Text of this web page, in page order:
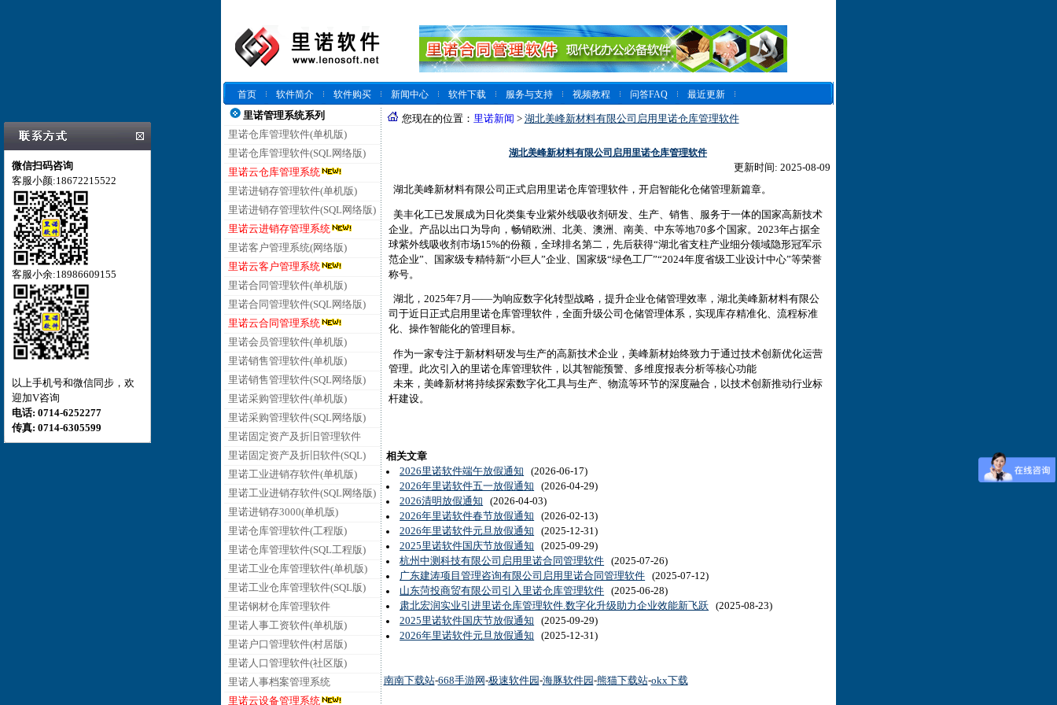
首页 软件简介 软件购买 新闻中心 软件下载 服务与支持 视频教程 问答FAQ
最近更新
里诺管理系统系列
里诺仓库管理软件(单机版)
里诺仓库管理软件(SQL网络版)
里诺云仓库管理系统
里诺进销存管理软件(单机版)
里诺进销存管理软件(SQL网络版)
里诺云进销存管理系统
里诺客户管理系统(网络版)
里诺云客户管理系统
里诺合同管理软件(单机版)
里诺合同管理软件(SQL网络版)
里诺云合同管理系统
里诺会员管理软件(单机版)
里诺销售管理软件(单机版)
里诺销售管理软件(SQL网络版)
里诺采购管理软件(单机版)
里诺采购管理软件(SQL网络版)
里诺固定资产及折旧管理软件
里诺固定资产及折旧软件(SQL)
里诺工业进销存软件(单机版)
里诺工业进销存软件(SQL网络版)
里诺进销存3000(单机版)
里诺仓库管理软件(工程版)
里诺仓库管理软件(SQL工程版)
里诺工业仓库管理软件(单机版)
里诺工业仓库管理软件(SQL版)
里诺钢材仓库管理软件
里诺人事工资软件(单机版)
里诺户口管理软件(村居版)
里诺人口管理软件(社区版)
里诺人事档案管理系统
里诺云设备管理系统
您现在的位置： 里诺新闻 > 湖北美峰新材料有限公司启用里诺仓库管理软件
湖北美峰新材料有限公司启用里诺仓库管理软件
更新时间: 2025-08-09
湖北美峰新材料有限公司正式启用里诺仓库管理软件，开启智能化仓储管理新篇章。
美丰化工已发展成为日化类集专业紫外线吸收剂研发、生产、销售、服务于一体的国家高新技术
企业。产品以出口为导向，畅销欧洲、北美、澳洲、南美、中东等地70多个国家。2023年占据全
球紫外线吸收剂市场15%的份额，全球排名第二，先后获得“湖北省支柱产业细分领域隐形冠军示
范企业”、国家级专精特新“小巨人”企业、国家级“绿色工厂”“2024年度省级工业设计中心”等荣誉
称号。
湖北，2025年7月——为响应数字化转型战略，提升企业仓储管理效率，湖北美峰新材料有限公
司于近日正式启用里诺仓库管理软件，全面升级公司仓储管理体系，实现库存精准化、流程标准
化、操作智能化的管理目标。
作为一家专注于新材料研发与生产的高新技术企业，美峰新材始终致力于通过技术创新优化运营
管理。此次引入的里诺仓库管理软件，以其智能预警、多维度报表分析等核心功能
未来，美峰新材将持续探索数字化工具与生产、物流等环节的深度融合，以技术创新推动行业标
杆建设。
相关文章
2026里诺软件端午放假通知 (2026-06-17)
2026年里诺软件五一放假通知 (2026-04-29)
2026清明放假通知 (2026-04-03)
2026年里诺软件春节放假通知 (2026-02-13)
2026年里诺软件元旦放假通知 (2025-12-31)
2025里诺软件国庆节放假通知 (2025-09-29)
杭州中测科技有限公司启用里诺合同管理软件 (2025-07-26)
广东建涛项目管理咨询有限公司启用里诺合同管理软件 (2025-07-12)
山东菏投商贸有限公司引入里诺仓库管理软件 (2025-06-28)
肃北宏润实业引进里诺仓库管理软件.数字化升级助力企业效能新飞跃 (2025-08-23)
2025里诺软件国庆节放假通知 (2025-09-29)
2026年里诺软件元旦放假通知 (2025-12-31)
南南下载站-668手游网 -极速软件园 -海豚软件园 -熊猫下载站-okx下载
微信扫码咨询
客服小颜:18672215522
客服小余:18986609155
以上手机号和微信同步，欢
迎加V咨询
电话: 0714-6252277
传真: 0714-6305599